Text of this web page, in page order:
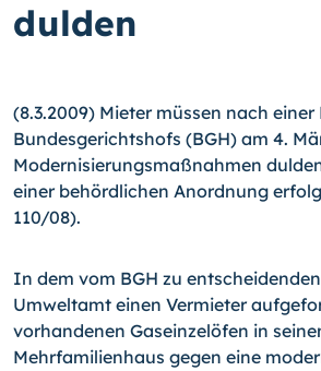
dulden
(8.3.2009) Mieter müssen nach
Bundesgerichtshofs (BGH) am 4.
Modernisierungsmaßnahmen
einer behördlichen Anordnung
110/08).
In dem vom BGH zu
Umweltamt einen Vermieter
vorhandenen Gaseinzelöfen in
Mehrfamilienhaus gegen eine